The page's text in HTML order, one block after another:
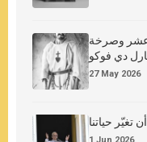
عشر وصرخة
دي فوكو
27 May 2026
تغيّر حياتنا